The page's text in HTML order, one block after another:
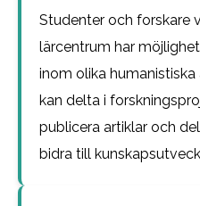
Studenter och forskare
lärcentrum har
inom olika
kan delta i
publicera artiklar och
bidra till